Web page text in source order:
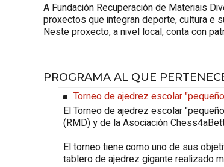
A Fundación Recuperación de Materiais
proxectos que integran deporte, cultura e
Neste proxecto, a nivel local, conta con
PROGRAMA AL QUE
Torneo de ajedrez escolar
El Torneo de ajedrez escolar
(RMD) y de la Asociación
El torneo tiene como uno de sus
tablero de ajedrez gigante realizado